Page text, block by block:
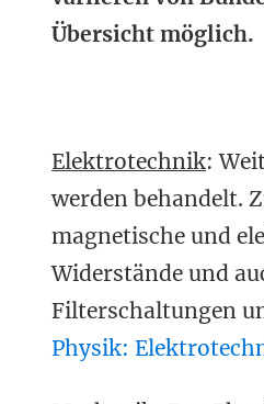
Übersicht möglich.
Elektrotechnik:
werden behandelt.
magnetische und
Widerstände und
Filterschaltungen
Physik: